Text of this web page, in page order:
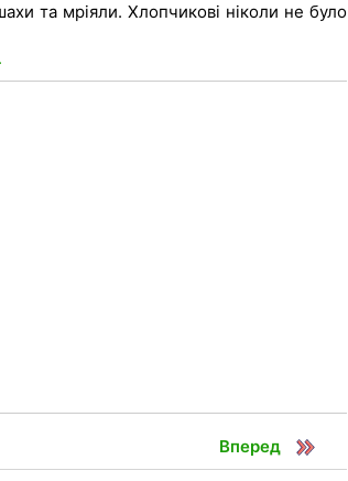
та мріяли. Хлопчикові ніколи не було
Вперед